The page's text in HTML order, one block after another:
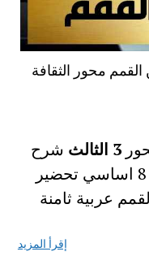
محور الثقافة
3 الثالث شرح
نصوص محور الثقافة والترفيه 8 اساسي تحضير
عربية ثامنة
إقرأ المزيد